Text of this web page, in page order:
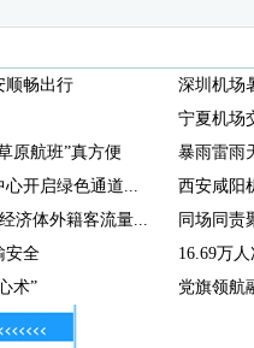
顺畅出行
原航班”真方便
心开启绿色通道...
济体外籍客流量...
安全
术”
深圳机场
宁夏机场
暴雨雷雨
西安咸阳
同场同责
16.69万
党旗领航